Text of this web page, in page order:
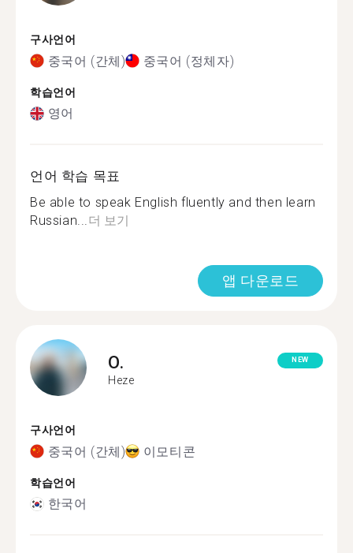
구사언어
중국어 (간체) 중국어 (정체자)
학습언어
영어
언어 학습 목표
Be able to speak English fluently and then learn
Russian...더 보기
앱 다운로드
O.
Heze
NEW
구사언어
중국어 (간체) 이모티콘
학습언어
한국어